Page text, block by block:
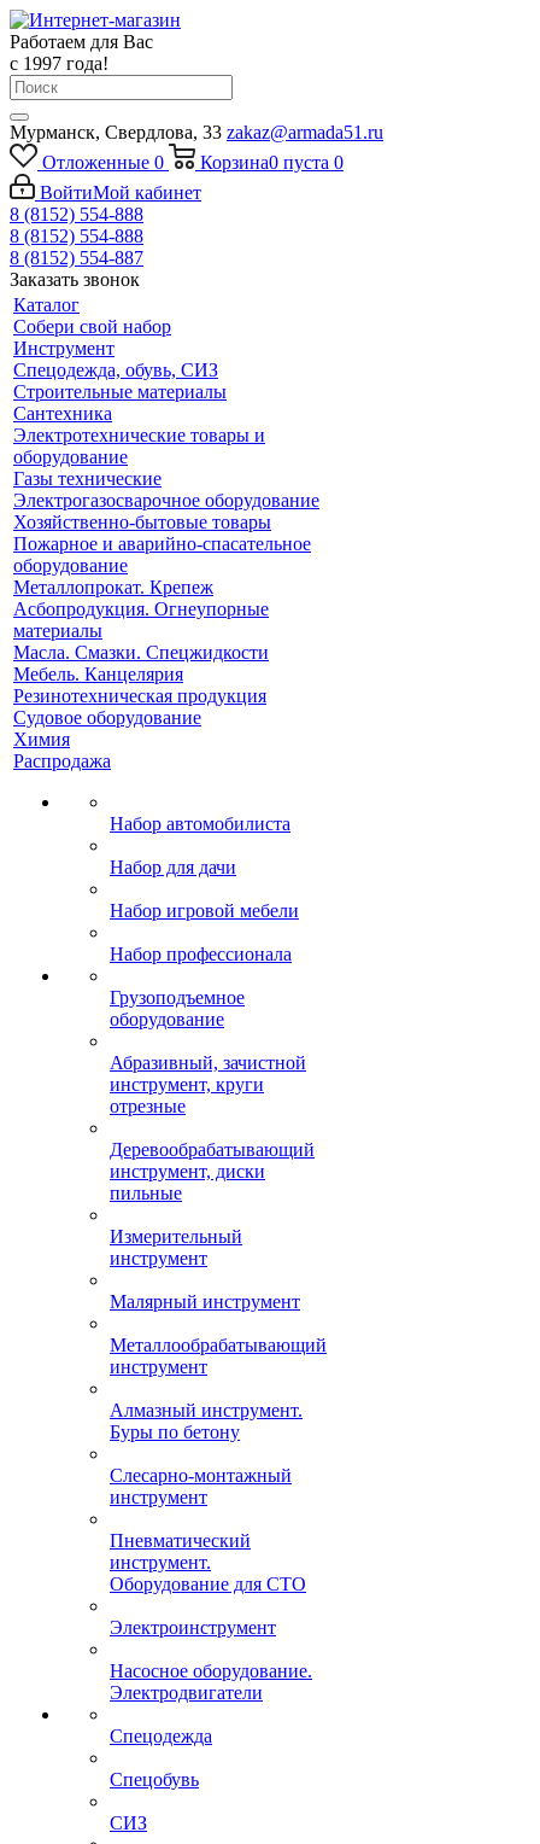
Работаем для Вас
с 1997 года!
Мурманск, Свердлова, 33 zakaz@armada51.ru
Отложенные 0 Корзина0 пуста 0
ВойтиМой кабинет
8 (8152) 554-888
8 (8152) 554-888
8 (8152) 554-887
Заказать звонок
Каталог
Собери свой набор
Инструмент
Спецодежда, обувь, СИЗ
Строительные материалы
Сантехника
Электротехнические товары и
оборудование
Газы технические
Электрогазосварочное оборудование
Хозяйственно-бытовые товары
Пожарное и аварийно-спасательное
оборудование
Металлопрокат. Крепеж
Асбопродукция. Огнеупорные
материалы
Масла. Смазки. Спецжидкости
Мебель. Канцелярия
Резинотехническая продукция
Судовое оборудование
Химия
Распродажа
Набор автомобилиста
Набор для дачи
Набор игровой мебели
Набор профессионала
Грузоподъемное
оборудование
Абразивный, зачистной
инструмент, круги
отрезные
Деревообрабатывающий
инструмент, диски
пильные
Измерительный
инструмент
Малярный инструмент
Металлообрабатывающий
инструмент
Алмазный инструмент.
Буры по бетону
Слесарно-монтажный
инструмент
Пневматический
инструмент.
Оборудование для СТО
Электроинструмент
Насосное оборудование.
Электродвигатели
Спецодежда
Спецобувь
СИЗ